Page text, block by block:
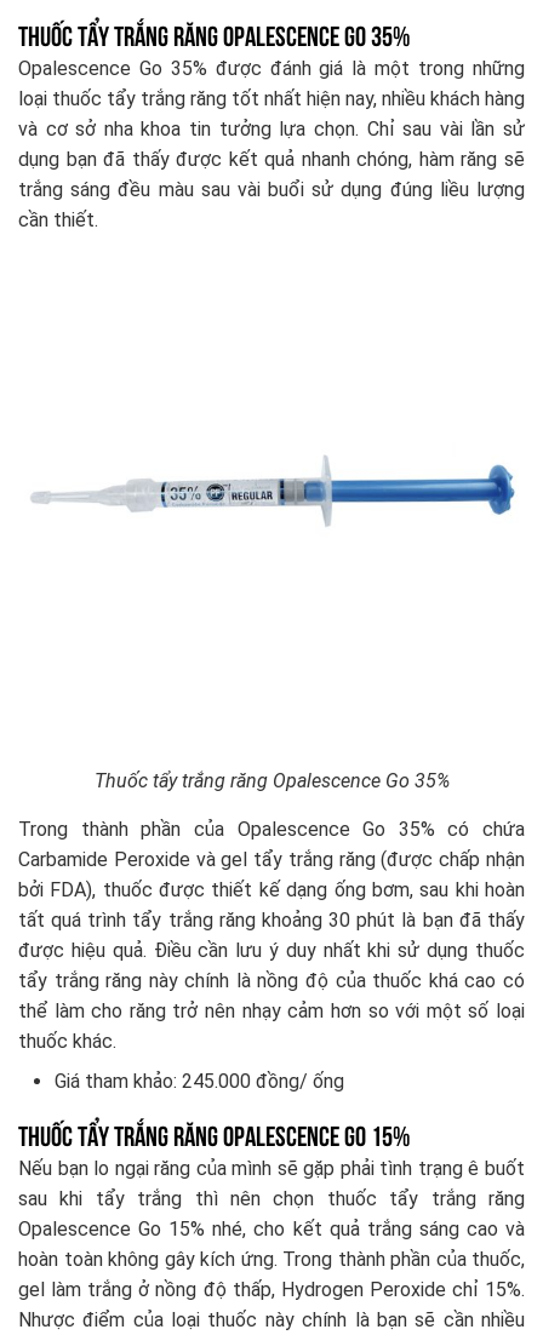
Thuốc tẩy trắng răng Opalescence Go 35%
Opalescence Go 35% được đánh giá là một trong những
loại thuốc tẩy trắng răng tốt nhất hiện nay, nhiều khách hàng
và cơ sở nha khoa tin tưởng lựa chọn. Chỉ sau vài lần sử
dụng bạn đã thấy được kết quả nhanh chóng, hàm răng sẽ
trắng sáng đều màu sau vài buổi sử dụng đúng liều lượng
cần thiết.
Thuốc tẩy trắng răng Opalescence Go 35%
Trong thành phần của Opalescence Go 35% có chứa
Carbamide Peroxide và gel tẩy trắng răng (được chấp nhận
bởi FDA), thuốc được thiết kế dạng ống bơm, sau khi hoàn
tất quá trình tẩy trắng răng khoảng 30 phút là bạn đã thấy
được hiệu quả. Điều cần lưu ý duy nhất khi sử dụng thuốc
tẩy trắng răng này chính là nồng độ của thuốc khá cao có
thể làm cho răng trở nên nhạy cảm hơn so với một số loại
thuốc khác.
Giá tham khảo: 245.000 đồng/ ống
Thuốc tẩy trắng răng Opalescence Go 15%
Nếu bạn lo ngại răng của mình sẽ gặp phải tình trạng ê buốt
sau khi tẩy trắng thì nên chọn thuốc tẩy trắng răng
Opalescence Go 15% nhé, cho kết quả trắng sáng cao và
hoàn toàn không gây kích ứng. Trong thành phần của thuốc,
gel làm trắng ở nồng độ thấp, Hydrogen Peroxide chỉ 15%.
Nhược điểm của loại thuốc này chính là bạn sẽ cần nhiều